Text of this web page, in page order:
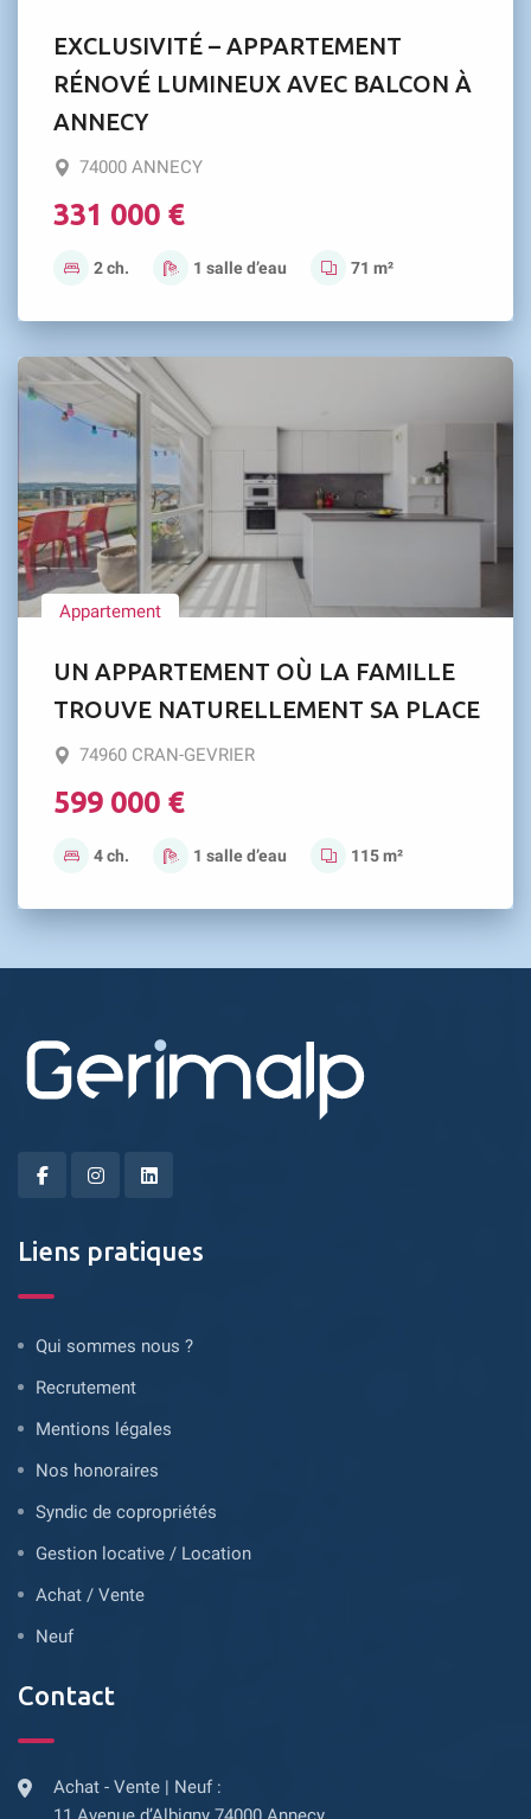
EXCLUSIVITÉ – APPARTEMENT
RÉNOVÉ LUMINEUX AVEC BALCON À
ANNECY
74000 ANNECY
331 000 €
2 ch. 1 salle d’eau 71 m²
Appartement
UN APPARTEMENT OÙ LA FAMILLE
TROUVE NATURELLEMENT SA PLACE
74960 CRAN-GEVRIER
599 000 €
4 ch. 1 salle d’eau 115 m²
Liens pratiques
Qui sommes nous ?
Recrutement
Mentions légales
Nos honoraires
Syndic de copropriétés
Gestion locative / Location
Achat / Vente
Neuf
Contact
Achat - Vente | Neuf :